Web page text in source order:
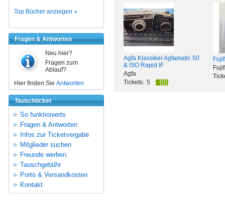
Top Bücher anzeigen »
Fragen & Antworten
Neu hier?
Fragen zum
Ablauf?
Hier finden Sie Antworten
Tauschticket
So funktionierts
Fragen & Antworten
Infos zur Ticketvergabe
Mitglieder suchen
Freunde werben
Tauschgebühr
Porto & Versandkosten
Kontakt
Agfa Klassiker Agfamatic 50
& ISO Rapid IF
Agfa
Tickets: 5